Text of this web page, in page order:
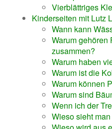
Vierblättriges
Kinderseiten mit Lutz
Wann kann
Warum gehören
zusammen?
Warum haben
Warum ist die
Warum können
Warum sind
Wenn ich der
Wieso sieht